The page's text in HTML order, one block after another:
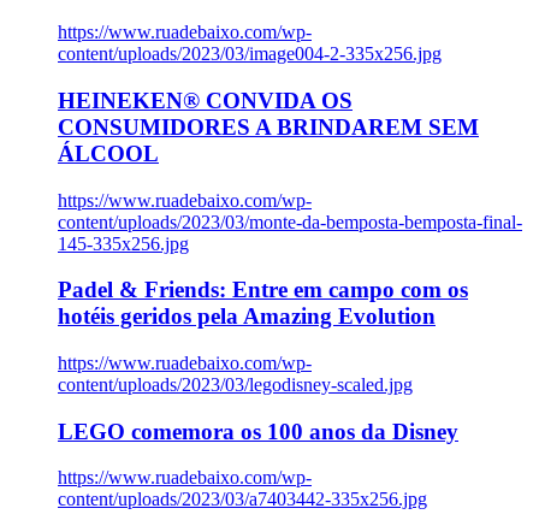
https://www.ruadebaixo.com/wp-
content/uploads/2023/03/image004-2-335x256.jpg
HEINEKEN® CONVIDA OS
CONSUMIDORES A BRINDAREM SEM
ÁLCOOL
https://www.ruadebaixo.com/wp-
content/uploads/2023/03/monte-da-bemposta-bemposta-final-
145-335x256.jpg
Padel & Friends: Entre em campo com os
hotéis geridos pela Amazing Evolution
https://www.ruadebaixo.com/wp-
content/uploads/2023/03/legodisney-scaled.jpg
LEGO comemora os 100 anos da Disney
https://www.ruadebaixo.com/wp-
content/uploads/2023/03/a7403442-335x256.jpg